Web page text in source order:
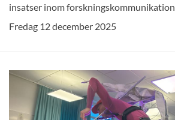
insatser inom forskningskommunikation.
Fredag 12 december 2025